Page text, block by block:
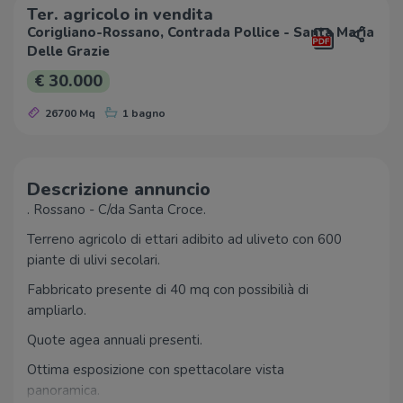
Ter. agricolo in vendita
Corigliano-Rossano, Contrada Pollice - Santa Maria
Delle Grazie
€ 30.000
26700 Mq 1 bagno
Descrizione annuncio
. Rossano - C/da Santa Croce.
Terreno agricolo di ettari adibito ad uliveto con 600
piante di ulivi secolari.
Fabbricato presente di 40 mq con possibilià di
ampliarlo.
Quote agea annuali presenti.
Ottima esposizione con spettacolare vista
panoramica.